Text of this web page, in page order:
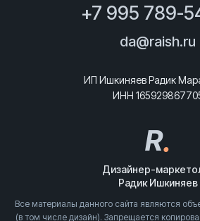
+7 995 789-
da@raish.ru
ИП Ишкиняев Радик
ИНН
R.
Дизайнер-
Радик Ишкиняев
Все материалы данного сайта являются
(в том числе дизайн). Запрещается